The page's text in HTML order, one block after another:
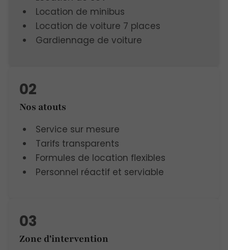
Location de minibus
Location de voiture 7 places
Gardiennage de voiture
Nos atouts
Service sur mesure
Tarifs transparents
Formules de location flexibles
Personnel réactif et serviable
Zone d'intervention